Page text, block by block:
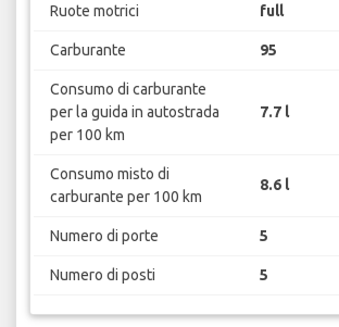
Ruote motrici full
Carburante 95
Consumo di carburante
per la guida in autostrada
per 100 km
7.7 l
Consumo misto di
carburante per 100 km
8.6 l
Numero di porte 5
Numero di posti 5